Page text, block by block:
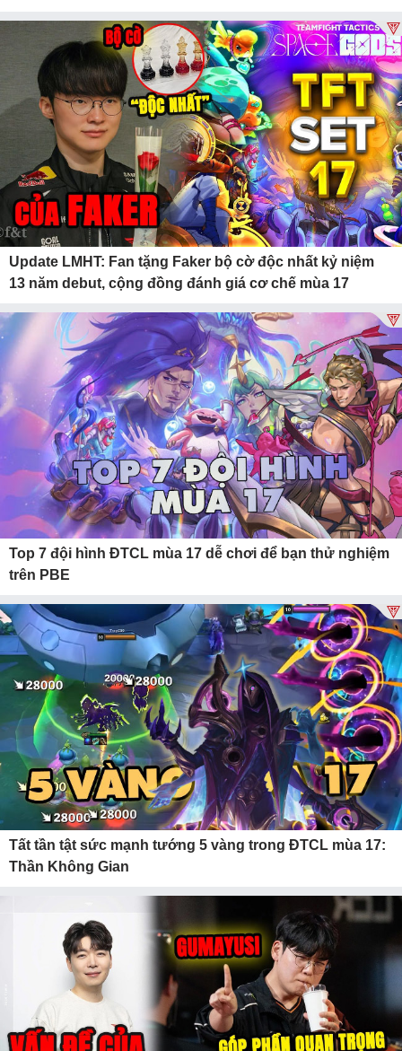
Update LMHT: Fan tặng Faker bộ cờ độc nhất kỷ niệm
13 năm debut, cộng đồng đánh giá cơ chế mùa 17
Top 7 đội hình ĐTCL mùa 17 dễ chơi để bạn thử nghiệm
trên PBE
Tất tần tật sức mạnh tướng 5 vàng trong ĐTCL mùa 17:
Thần Không Gian